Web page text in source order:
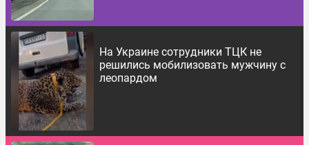
На Украине сотрудники ТЦК не
решились мобилизовать мужчину с
леопардом